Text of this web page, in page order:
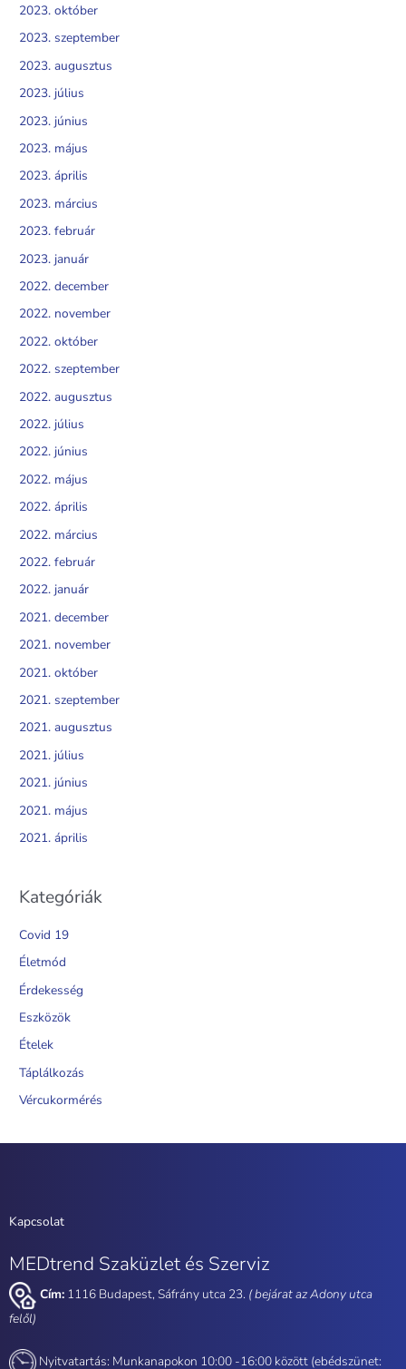
2023. október
2023. szeptember
2023. augusztus
2023. július
2023. június
2023. május
2023. április
2023. március
2023. február
2023. január
2022. december
2022. november
2022. október
2022. szeptember
2022. augusztus
2022. július
2022. június
2022. május
2022. április
2022. március
2022. február
2022. január
2021. december
2021. november
2021. október
2021. szeptember
2021. augusztus
2021. július
2021. június
2021. május
2021. április
Kategóriák
Covid 19
Életmód
Érdekesség
Eszközök
Ételek
Táplálkozás
Vércukormérés
Kapcsolat
MEDtrend Szaküzlet és Szerviz
Cím: 1116 Budapest, Sáfrány utca 23. ( bejárat az Adony utca
felől)
Nyitvatartás: Munkanapokon 10:00 -16:00 között (ebédszünet: